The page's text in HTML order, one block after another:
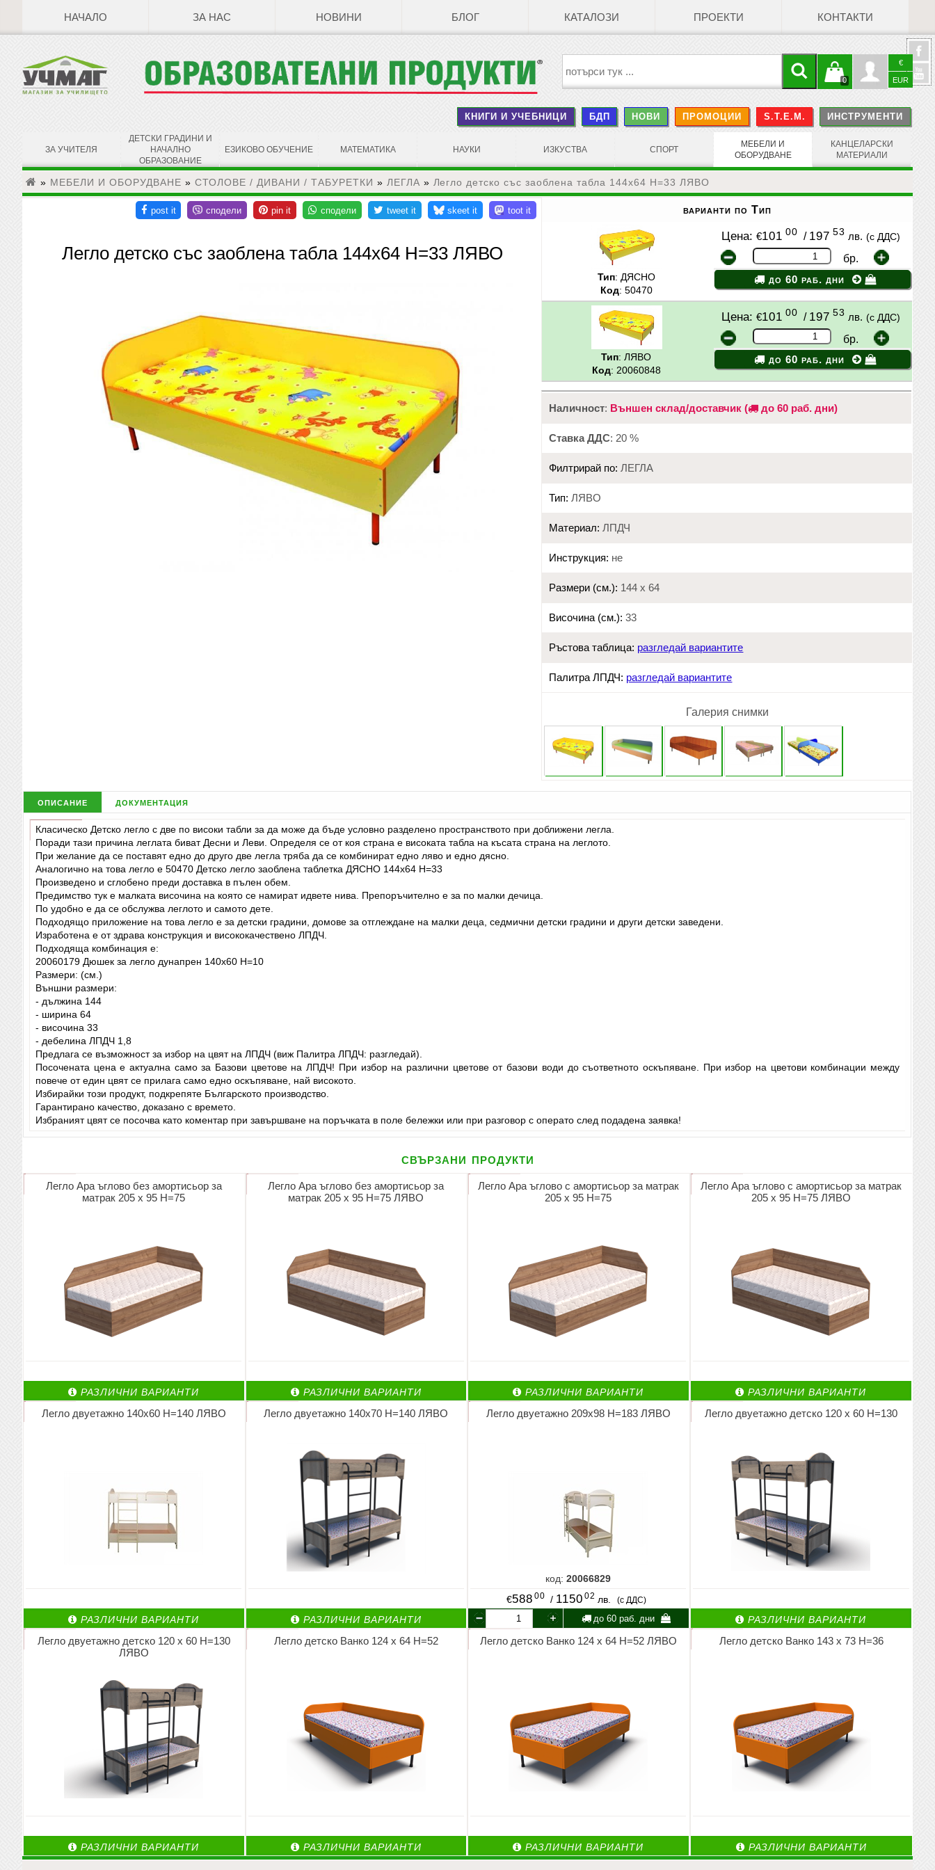
НАЧАЛО ЗА НАС НОВИНИ БЛОГ КАТАЛОЗИ ПРОЕКТИ КОНТАКТИ
€
EUR
Профил
0
Кошницата
е празна
КНИГИ И УЧЕБНИЦИ БДП НОВИ ПРОМОЦИИ S.T.E.M. ИНСТРУМЕНТИ
ЗА УЧИТЕЛЯ
ДЕТСКИ ГРАДИНИ И
НАЧАЛНО
ОБРАЗОВАНИЕ
ЕЗИКОВО ОБУЧЕНИЕ МАТЕМАТИКА НАУКИ ИЗКУСТВА СПОРТ
МЕБЕЛИ И
ОБОРУДВАНЕ
КАНЦЕЛАРСКИ
МАТЕРИАЛИ
» МЕБЕЛИ И ОБОРУДВАНЕ » СТОЛОВЕ / ДИВАНИ / ТАБУРЕТКИ » ЛЕГЛА » Легло детско със заоблена табла 144х64 Н=33 ЛЯВО
Легло детско със заоблена табла 144х64 Н=33 ЛЯВО
варианти по Тип
Тип: ДЯСНО
Код: 50470
Цена: €101 00 / 197 53 лв. (с ДДС)
бр.
до 60 раб. дни
Тип: ЛЯВО
Код: 20060848
Цена: €101 00 / 197 53 лв. (с ДДС)
бр.
до 60 раб. дни
Наличност: Външен склад/доставчик ( до 60 раб. дни)
Ставка ДДС: 20 %
Филтрирай по: ЛЕГЛА
Тип: ЛЯВО
Материал: ЛПДЧ
Инструкция: не
Размери (см.): 144 х 64
Височина (см.): 33
Ръстова таблица: разгледай вариантите
Палитра ЛПДЧ: разгледай вариантите
Галерия снимки
описание документация
Класическо Детско легло с две по високи табли за да може да бъде условно разделено пространството при доближени легла.
Поради тази причина леглата биват Десни и Леви. Определя се от коя страна е високата табла на късата страна на леглото.
При желание да се поставят едно до друго две легла тряба да се комбинират едно ляво и едно дясно.
Аналогично на това легло е 50470 Детско легло заоблена таблетка ДЯСНО 144х64 Н=33
Произведено и сглобено преди доставка в пълен обем.
Предимство тук е малката височина на която се намират идвете нива. Препоръчително е за по малки дечица.
По удобно е да се обслужва леглото и самото дете.
Подходящо приложение на това легло е за детски градини, домове за отглеждане на малки деца, седмични детски градини и други детски заведени.
Изработена е от здрава конструкция и висококачествено ЛПДЧ.
Подходяща комбинация е:
20060179 Дюшек за легло дунапрен 140х60 Н=10
Размери: (см.)
Външни размери:
- дължина 144
- ширина 64
- височина 33
- дебелина ЛПДЧ 1,8
Предлага се възможност за избор на цвят на ЛПДЧ (виж Палитра ЛПДЧ: разгледай).
Посочената цена е актуална само за Базови цветове на ЛПДЧ! При избор на различни цветове от базови води до съответното оскъпяване. При избор на цветови комбинации между
повече от един цвят се прилага само едно оскъпяване, най високото.
Избирайки този продукт, подкрепяте Българското производство.
Гарантирано качество, доказано с времето.
Избраният цвят се посочва като коментар при завършване на поръчката в поле бележки или при разговор с операто след подадена заявка!
свързани продукти
Легло Ара ъглово без амортисьор за
матрак 205 х 95 Н=75
РАЗЛИЧНИ ВАРИАНТИ
Легло Ара ъглово без амортисьор за
матрак 205 х 95 Н=75 ЛЯВО
РАЗЛИЧНИ ВАРИАНТИ
Легло Ара ъглово с амортисьор за матрак
205 х 95 Н=75
РАЗЛИЧНИ ВАРИАНТИ
Легло Ара ъглово с амортисьор за матрак
205 х 95 Н=75 ЛЯВО
РАЗЛИЧНИ ВАРИАНТИ
Легло двуетажно 140х60 Н=140 ЛЯВО
РАЗЛИЧНИ ВАРИАНТИ
Легло двуетажно 140х70 Н=140 ЛЯВО
РАЗЛИЧНИ ВАРИАНТИ
Легло двуетажно 209х98 Н=183 ЛЯВО
код:20066829
€588 00 / 1150 02 лв. (с ДДС)
до 60 раб. дни
Легло двуетажно детско 120 х 60 Н=130
РАЗЛИЧНИ ВАРИАНТИ
Легло двуетажно детско 120 х 60 Н=130
ЛЯВО
РАЗЛИЧНИ ВАРИАНТИ
Легло детско Ванко 124 х 64 Н=52
РАЗЛИЧНИ ВАРИАНТИ
Легло детско Ванко 124 х 64 Н=52 ЛЯВО
РАЗЛИЧНИ ВАРИАНТИ
Легло детско Ванко 143 х 73 Н=36
РАЗЛИЧНИ ВАРИАНТИ